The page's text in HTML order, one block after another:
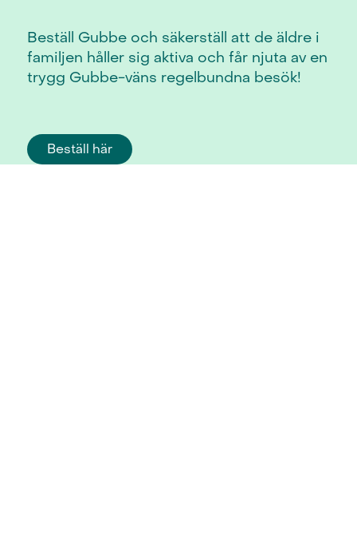
Beställ Gubbe och säkerställ att de äldre i
familjen håller sig aktiva och får njuta av en
trygg Gubbe-väns regelbundna besök!
Beställ här